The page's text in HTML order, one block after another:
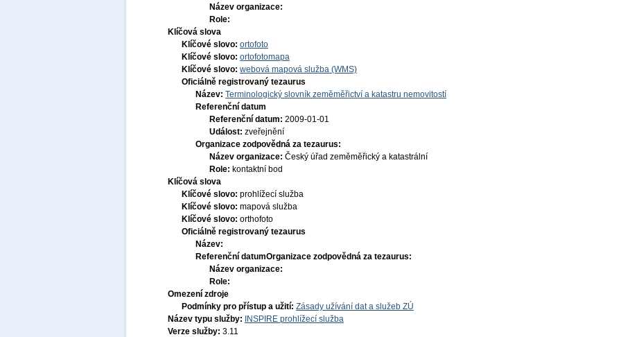
Název organizace:
Role:
Klíčová slova
Klíčové slovo: ortofoto
Klíčové slovo: ortofotomapa
Klíčové slovo: webová mapová služba (WMS)
Oficiálně registrovaný tezaurus
Název: Terminologický slovník zeměměřictví a katastru nemovitostí
Referenční datum
Referenční datum: 2009-01-01
Událost: zveřejnění
Organizace zodpovědná za tezaurus:
Název organizace: Český úřad zeměměřický a katastrální
Role: kontaktní bod
Klíčová slova
Klíčové slovo: prohlížecí služba
Klíčové slovo: mapová služba
Klíčové slovo: orthofoto
Oficiálně registrovaný tezaurus
Název:
Referenční datumOrganizace zodpovědná za tezaurus:
Název organizace:
Role:
Omezení zdroje
Podmínky pro přístup a užití: Zásady užívání dat a služeb ZÚ
Název typu služby:
INSPIRE prohlížecí služba
Verze služby: 3.11